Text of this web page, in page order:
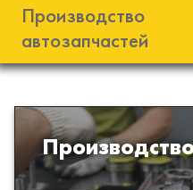
Производство
автозапчастей
Разработка и
из